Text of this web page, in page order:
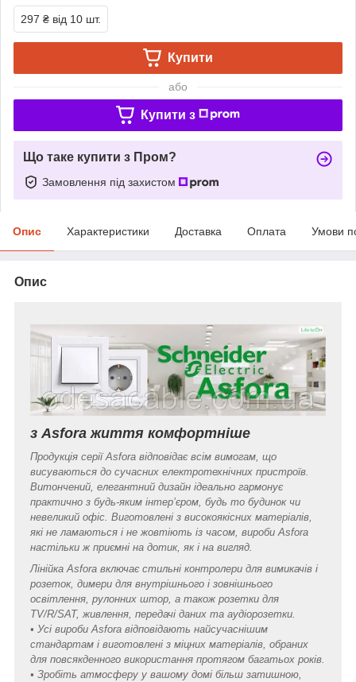
297 ₴ від 10 шт.
Купити
або
Купити з
Що таке купити з Пром?
Замовлення під захистом
Опис Характеристики Доставка Оплата Умови
Опис
з Asfora життя комфортніше
Продукція серії Asfora відповідає всім вимогам, що
висуваються до сучасних електротехнічних пристроїв.
Витончений, елегантний дизайн ідеально гармонує
практично з будь-яким інтер’єром, будь то будинок чи
невеликий офіс. Виготовлені з високоякісних матеріалів,
які не ламаються і не жовтіють із часом, вироби Asfora
настільки ж приємні на дотик, як і на вигляд.
Лінійка Asfora включає стильні контролери для вимикачів і
розеток, димери для внутрішнього і зовнішнього
освітлення, рулонних штор, а також розетки для
TV/R/SAT, живлення, передачі даних та аудіорозетки.
• Усі вироби Asfora відповідають найсучаснішим
стандартам і виготовлені з міцних матеріалів, обраних
для повсякденного використання протягом багатьох років.
• Зробіть атмосферу у вашому домі більш затишною,